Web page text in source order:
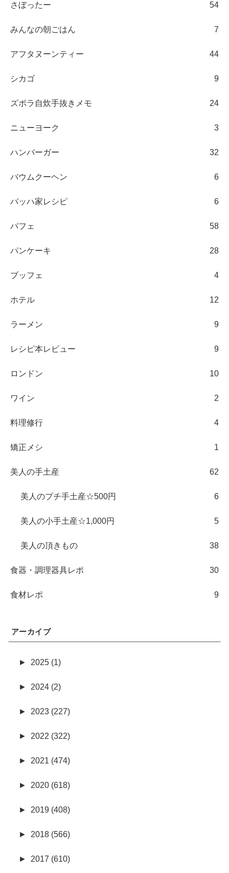
さぼったー 54
みんなの朝ごはん 7
アフタヌーンティー 44
シカゴ 9
ズボラ自炊手抜きメモ 24
ニューヨーク 3
ハンバーガー 32
バウムクーヘン 6
バッハ家レシピ 6
パフェ 58
パンケーキ 28
ブッフェ 4
ホテル 12
ラーメン 9
レシピ本レビュー 9
ロンドン 10
ワイン 2
料理修行 4
矯正メシ 1
美人の手土産 62
美人のプチ手土産☆500円 6
美人の小手土産☆1,000円 5
美人の頂きもの 38
食器・調理器具レポ 30
食材レポ 9
アーカイブ
► 2025 (1)
► 2024 (2)
► 2023 (227)
► 2022 (322)
► 2021 (474)
► 2020 (618)
► 2019 (408)
► 2018 (566)
► 2017 (610)